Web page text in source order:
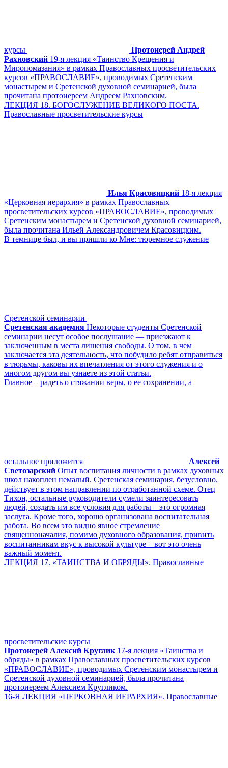
курсы
Протоиерей Андрей
Рахновский 19-я лекция «Таинство Крещения и
Миропомазания» в рамках Православных просветительских
курсов «ПРАВОСЛАВИЕ», проводимых Сретенским
монастырем и Сретенской духовной семинарией, была
прочитана протоиереем Андреем Рахновским.
ЛЕКЦИЯ 18. БОГОСЛУЖЕНИЕ ВЕЛИКОГО ПОСТА.
Православные просветительские курсы
Илья Красовицкий 18-я лекция
«Церковная иерархия» в рамках Православных
просветительских курсов «ПРАВОСЛАВИЕ», проводимых
Сретенским монастырем и Сретенской духовной семинарией,
была прочитана Ильей Александровичем Красовицким.
В темнице был, и вы пришли ко Мне: тюремное служение
Сретенской семинарии
Сретенская академия Некоторые студенты Сретенской
семинарии несут особое послушание — приезжают к
заключенным в места лишения свободы. О том, в чем
заключается эта деятельность, что побудило ребят отправиться
в тюрьмы, каковы их впечатления от этого служения и о
многом другом вы узнаете из этой статьи.
Главное – радеть о стяжании веры, о ее сохранении, а
остальное приложится
Алексей
Светозарский Опыт воспитания личности в рамках духовных
школ накоплен немалый. Сретенская семинария, безусловно,
действует в этом направлении по отработанной схеме. Отец
Тихон, остальные руководители сумели заинтересовать
людей, создать им все условия для работы – это огромная
заслуга. Кроме того, хорошо организована воспитательная
работа. Во всем это видно явное стремление
священноначалия, помимо духовного образования, привить
воспитанникам вкус к высокой культуре – вот это очень
важный момент.
ЛЕКЦИЯ 17. «ТАИНСТВА И ОБРЯДЫ». Православные
просветительские курсы
Протоиерей Алексий Круглик 17-я лекция «Таинства и
обряды» в рамках Православных просветительских курсов
«ПРАВОСЛАВИЕ», проводимых Сретенским монастырем и
Сретенской духовной семинарией, была прочитана
протоиереем Алексием Кругликом.
16-Я ЛЕКЦИЯ «ЦЕРКОВНАЯ ИЕРАРХИЯ». Православные